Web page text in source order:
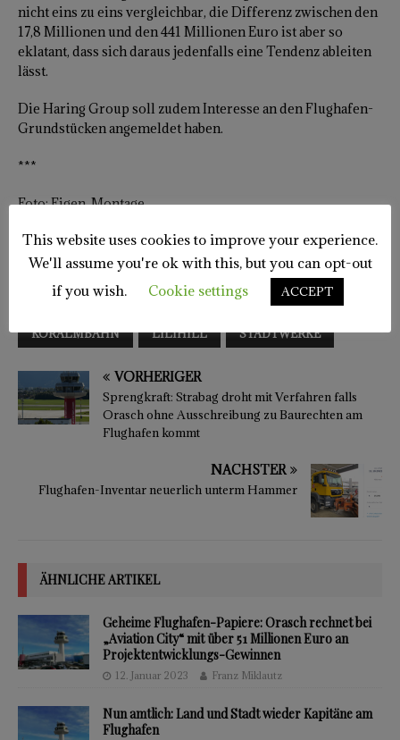
nicht eins zu eins vergleichbar, die Differenz zwischen den
17,8 Millionen und den 441 Millionen Euro ist aber so
eklatant, dass sich daraus jedenfalls eine Tendenz ableiten
lässt.
Die Haring Group soll zudem Interesse an den Flughafen-
Grundstücken angemeldet haben.
***
Foto: Eigen, Montage
FRANZ PETER ORASCH HALLENBAD
KORALMBAHN LILIHILL STADTWERKE
VORHERIGER
Sprengkraft: Strabag droht mit Verfahren falls
Orasch ohne Ausschreibung zu Baurechten am
Flughafen kommt
NÄCHSTER
Flughafen-Inventar neuerlich unterm Hammer
ÄHNLICHE ARTIKEL
Geheime Flughafen-Papiere: Orasch rechnet bei
„Aviation City“ mit über 51 Millionen Euro an
Projektentwicklungs-Gewinnen
12. Januar 2023 Franz Miklautz
Nun amtlich: Land und Stadt wieder Kapitäne am
Flughafen
This website uses cookies to improve your experience.
We'll assume you're ok with this, but you can opt-out
if you wish.
Cookie settings ACCEPT